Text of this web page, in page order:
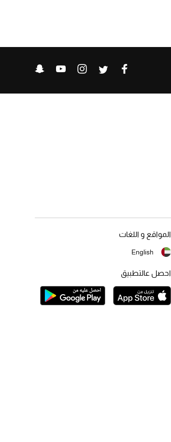
المواقع و اللغات
English
احصل عالتطبيق